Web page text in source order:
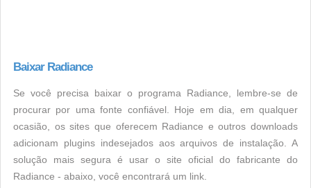
Baixar Radiance
Se você precisa baixar o programa Radiance, lembre-se de
procurar por uma fonte confiável. Hoje em dia, em qualquer
ocasião, os sites que oferecem Radiance e outros downloads
adicionam plugins indesejados aos arquivos de instalação. A
solução mais segura é usar o site oficial do fabricante do
Radiance - abaixo, você encontrará um link.